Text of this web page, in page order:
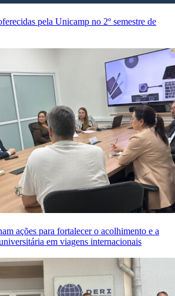
pela Unicamp no 2º semestre de
ações para fortalecer o acolhimento e a
em viagens internacionais